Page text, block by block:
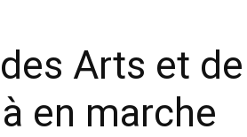
Arts et
en marche